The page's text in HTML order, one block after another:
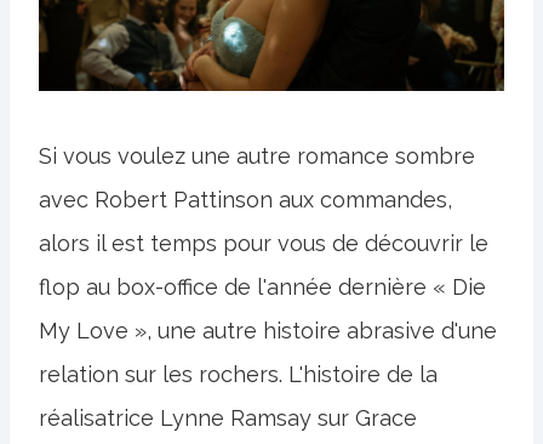
Si vous voulez une autre romance sombre
avec Robert Pattinson aux commandes,
alors il est temps pour vous de découvrir le
flop au box-office de l'année dernière « Die
My Love », une autre histoire abrasive d'une
relation sur les rochers. L'histoire de la
réalisatrice Lynne Ramsay sur Grace